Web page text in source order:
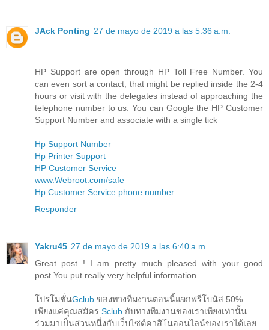
JAck Ponting 27 de mayo de 2019 a las 5:36 a.m.
HP Support are open through HP Toll Free Number. You
can even sort a contact, that might be replied inside the 2-4
hours or visit with the delegates instead of approaching the
telephone number to us. You can Google the HP Customer
Support Number and associate with a single tick
Hp Support Number
Hp Printer Support
HP Customer Service
www.Webroot.com/safe
Hp Customer Service phone number
Responder
Yakru45 27 de mayo de 2019 a las 6:40 a.m.
Great post ! I am pretty much pleased with your good
post.You put really very helpful information
โปรโมชั่นGclub ของทางทีมงานตอนนี้แจกฟรีโบนัส 50%
เพียงแค่คุณสมัคร Sclub กับทางทีมงานของเราเพียงเท่านั้น
ร่วมมาเป็นส่วนหนึ่งกับเว็บไซต์คาสิโนออนไลน์ของเราได้เลย